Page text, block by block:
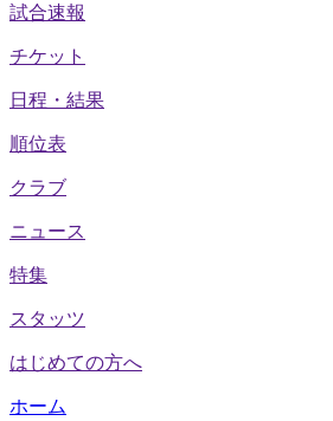
試合速報
チケット
日程・結果
順位表
クラブ
ニュース
特集
スタッツ
はじめての方へ
ホーム